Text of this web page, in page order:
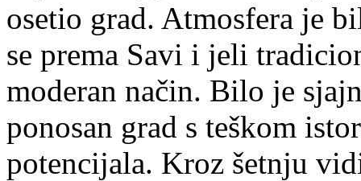
osetio grad. Atmosfera je
se prema Savi i jeli
moderan način. Bilo je
ponosan grad s teškom
potencijala. Kroz šetnju